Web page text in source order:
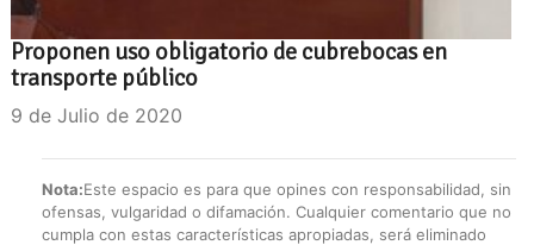
Proponen uso obligatorio de cubrebocas en
transporte público
9 de Julio de 2020
Nota:Este espacio es para que opines con responsabilidad, sin
ofensas, vulgaridad o difamación. Cualquier comentario que no
cumpla con estas características apropiadas, será eliminado